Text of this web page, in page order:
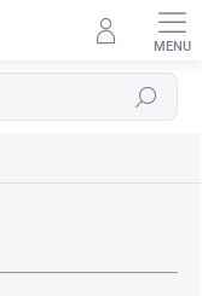
Hledat